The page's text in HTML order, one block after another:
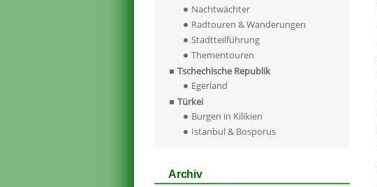
Nachtwächter
Radtouren & Wanderungen
Stadtteilführung
Thementouren
Tschechische Republik
Egerland
Türkei
Burgen in Kilikien
Istanbul & Bosporus
Archiv